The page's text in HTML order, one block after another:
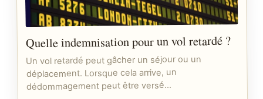
Quelle indemnisation pour un vol retardé ?
Un vol retardé peut gâcher un séjour ou un
déplacement. Lorsque cela arrive, un
dédommagement peut être versé…